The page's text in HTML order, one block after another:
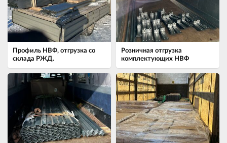
Профиль НВФ, отгрузка со
склада РЖД.
Розничная отгрузка
комплектующих НВФ